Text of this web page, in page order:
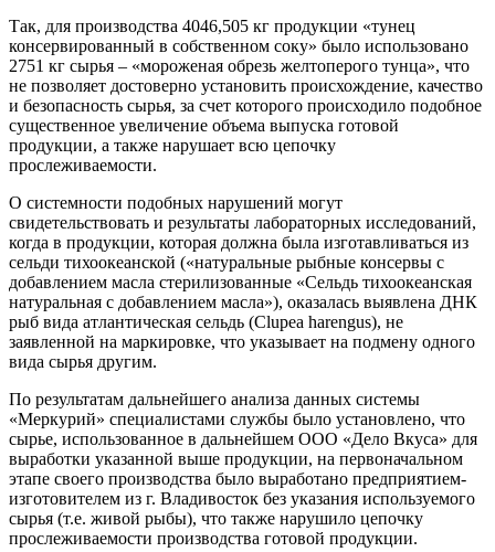
Так, для производства 4046,505 кг продукции «тунец
консервированный в собственном соку» было использовано
2751 кг сырья – «мороженая обрезь желтоперого тунца», что
не позволяет достоверно установить происхождение, качество
и безопасность сырья, за счет которого происходило подобное
существенное увеличение объема выпуска готовой
продукции, а также нарушает всю цепочку
прослеживаемости.
О системности подобных нарушений могут
свидетельствовать и результаты лабораторных исследований,
когда в продукции, которая должна была изготавливаться из
сельди тихоокеанской («натуральные рыбные консервы с
добавлением масла стерилизованные «Сельдь тихоокеанская
натуральная с добавлением масла»), оказалась выявлена ДНК
рыб вида атлантическая сельдь (Clupea harengus), не
заявленной на маркировке, что указывает на подмену одного
вида сырья другим.
По результатам дальнейшего анализа данных системы
«Меркурий» специалистами службы было установлено, что
сырье, использованное в дальнейшем ООО «Дело Вкуса» для
выработки указанной выше продукции, на первоначальном
этапе своего производства было выработано предприятием-
изготовителем из г. Владивосток без указания используемого
сырья (т.е. живой рыбы), что также нарушило цепочку
прослеживаемости производства готовой продукции.